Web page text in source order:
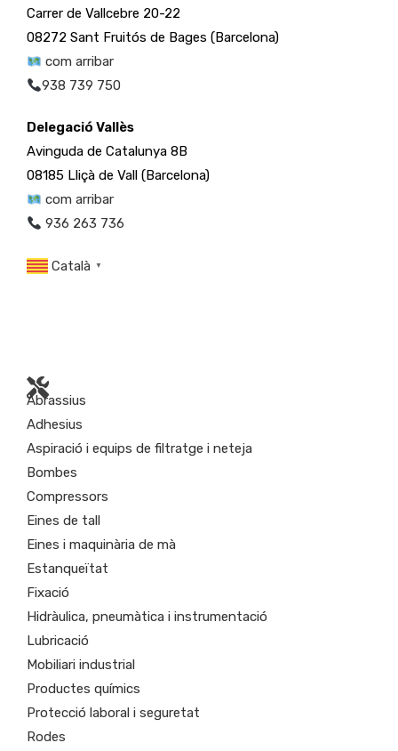
Carrer de Vallcebre 20-22
08272 Sant Fruitós de Bages (Barcelona)
com arribar
938 739 750
Delegació Vallès
Avinguda de Catalunya 8B
08185 Lliçà de Vall (Barcelona)
com arribar
936 263 736
Català ▼
Abrassius
Adhesius
Aspiració i equips de filtratge i neteja
Bombes
Compressors
Eines de tall
Eines i maquinària de mà
Estanqueïtat
Fixació
Hidràulica, pneumàtica i instrumentació
Lubricació
Mobiliari industrial
Productes químics
Protecció laboral i seguretat
Rodes